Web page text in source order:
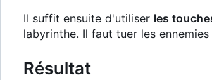
Il suffit ensuite d'utiliser les
labyrinthe. Il faut tuer les
Résultat